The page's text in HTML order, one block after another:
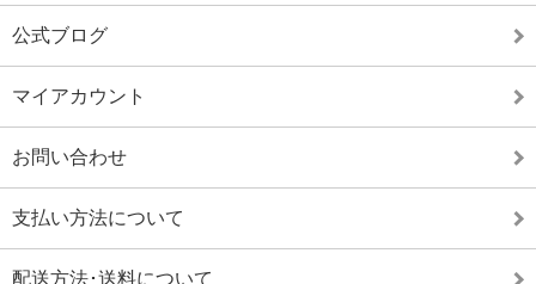
公式ブログ
マイアカウント
お問い合わせ
支払い方法について
配送方法･送料について